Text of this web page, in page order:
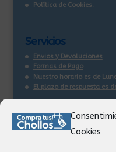
Cookies
Política de Cookies.
Servicios
Envios y Devoluciones
Formas de Pago
Nuestro horario es de
El plazo de respuesta es
Contacto: